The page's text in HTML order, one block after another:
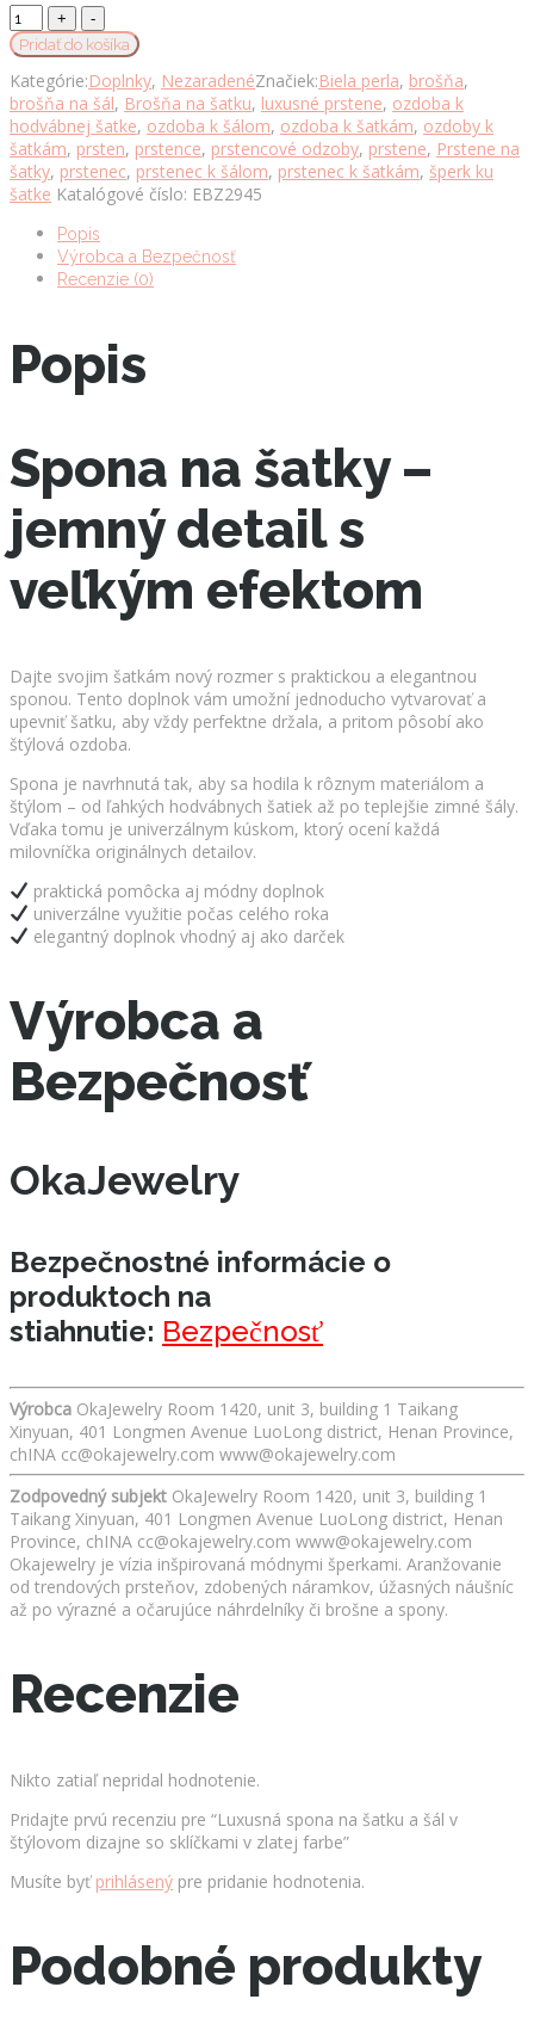
Luxusná
spona
na
šatku
a
šál
v
štýlovom
dizajne
sklíčkami
zlatej
Pridať do košíka
Kategórie:Doplnky, NezaradenéZnačiek:Biela perla, brošňa,
brošňa na šál, Brošňa na šatku, luxusné prstene, ozdoba k
hodvábnej šatke, ozdoba k šálom, ozdoba k šatkám, ozdoby k
šatkám, prsten, prstence, prstencové odzoby, prstene, Prstene na
šatky, prstenec, prstenec k šálom, prstenec k šatkám, šperk ku
šatke Katalógové číslo: EBZ2945
Popis
Výrobca a Bezpečnosť
Recenzie (0)
Popis
Spona na šatky –
jemný detail s
veľkým efektom
Dajte svojim šatkám nový rozmer s praktickou a elegantnou
sponou. Tento doplnok vám umožní jednoducho vytvarovať a
upevniť šatku, aby vždy perfektne držala, a pritom pôsobí ako
štýlová ozdoba.
Spona je navrhnutá tak, aby sa hodila k rôznym materiálom a
štýlom – od ľahkých hodvábnych šatiek až po teplejšie zimné šály.
Vďaka tomu je univerzálnym kúskom, ktorý ocení každá
milovníčka originálnych detailov.
praktická pomôcka aj módny doplnok
univerzálne využitie počas celého roka
elegantný doplnok vhodný aj ako darček
Výrobca a
Bezpečnosť
OkaJewelry
Bezpečnostné informácie o
produktoch na
stiahnutie: Bezpečnosť
Výrobca OkaJewelry Room 1420, unit 3, building 1 Taikang
Xinyuan, 401 Longmen Avenue LuoLong district, Henan Province,
chINA cc@okajewelry.com www@okajewelry.com
Zodpovedný subjekt OkaJewelry Room 1420, unit 3, building 1
Taikang Xinyuan, 401 Longmen Avenue LuoLong district, Henan
Province, chINA cc@okajewelry.com www@okajewelry.com
Okajewelry je vízia inšpirovaná módnymi šperkami. Aranžovanie
od trendových prsteňov, zdobených náramkov, úžasných náušníc
až po výrazné a očarujúce náhrdelníky či brošne a spony.
Recenzie
Nikto zatiaľ nepridal hodnotenie.
Pridajte prvú recenziu pre “Luxusná spona na šatku a šál v
štýlovom dizajne so sklíčkami v zlatej farbe”
Musíte byť prihlásený pre pridanie hodnotenia.
Podobné produkty